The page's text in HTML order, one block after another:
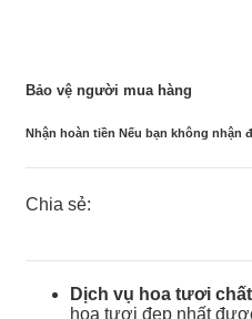
Bảo vệ người mua hàng
Nhận hoàn tiền Nếu bạn không nhận
Chia sẻ:
Dịch vụ hoa tươi
hoa tươi đẹp nhất